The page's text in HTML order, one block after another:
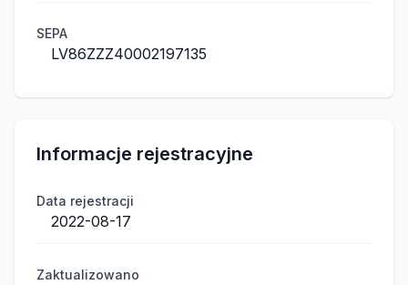
SEPA
LV86ZZZ40002197135
Informacje rejestracyjne
Data rejestracji
2022-08-17
Zaktualizowano